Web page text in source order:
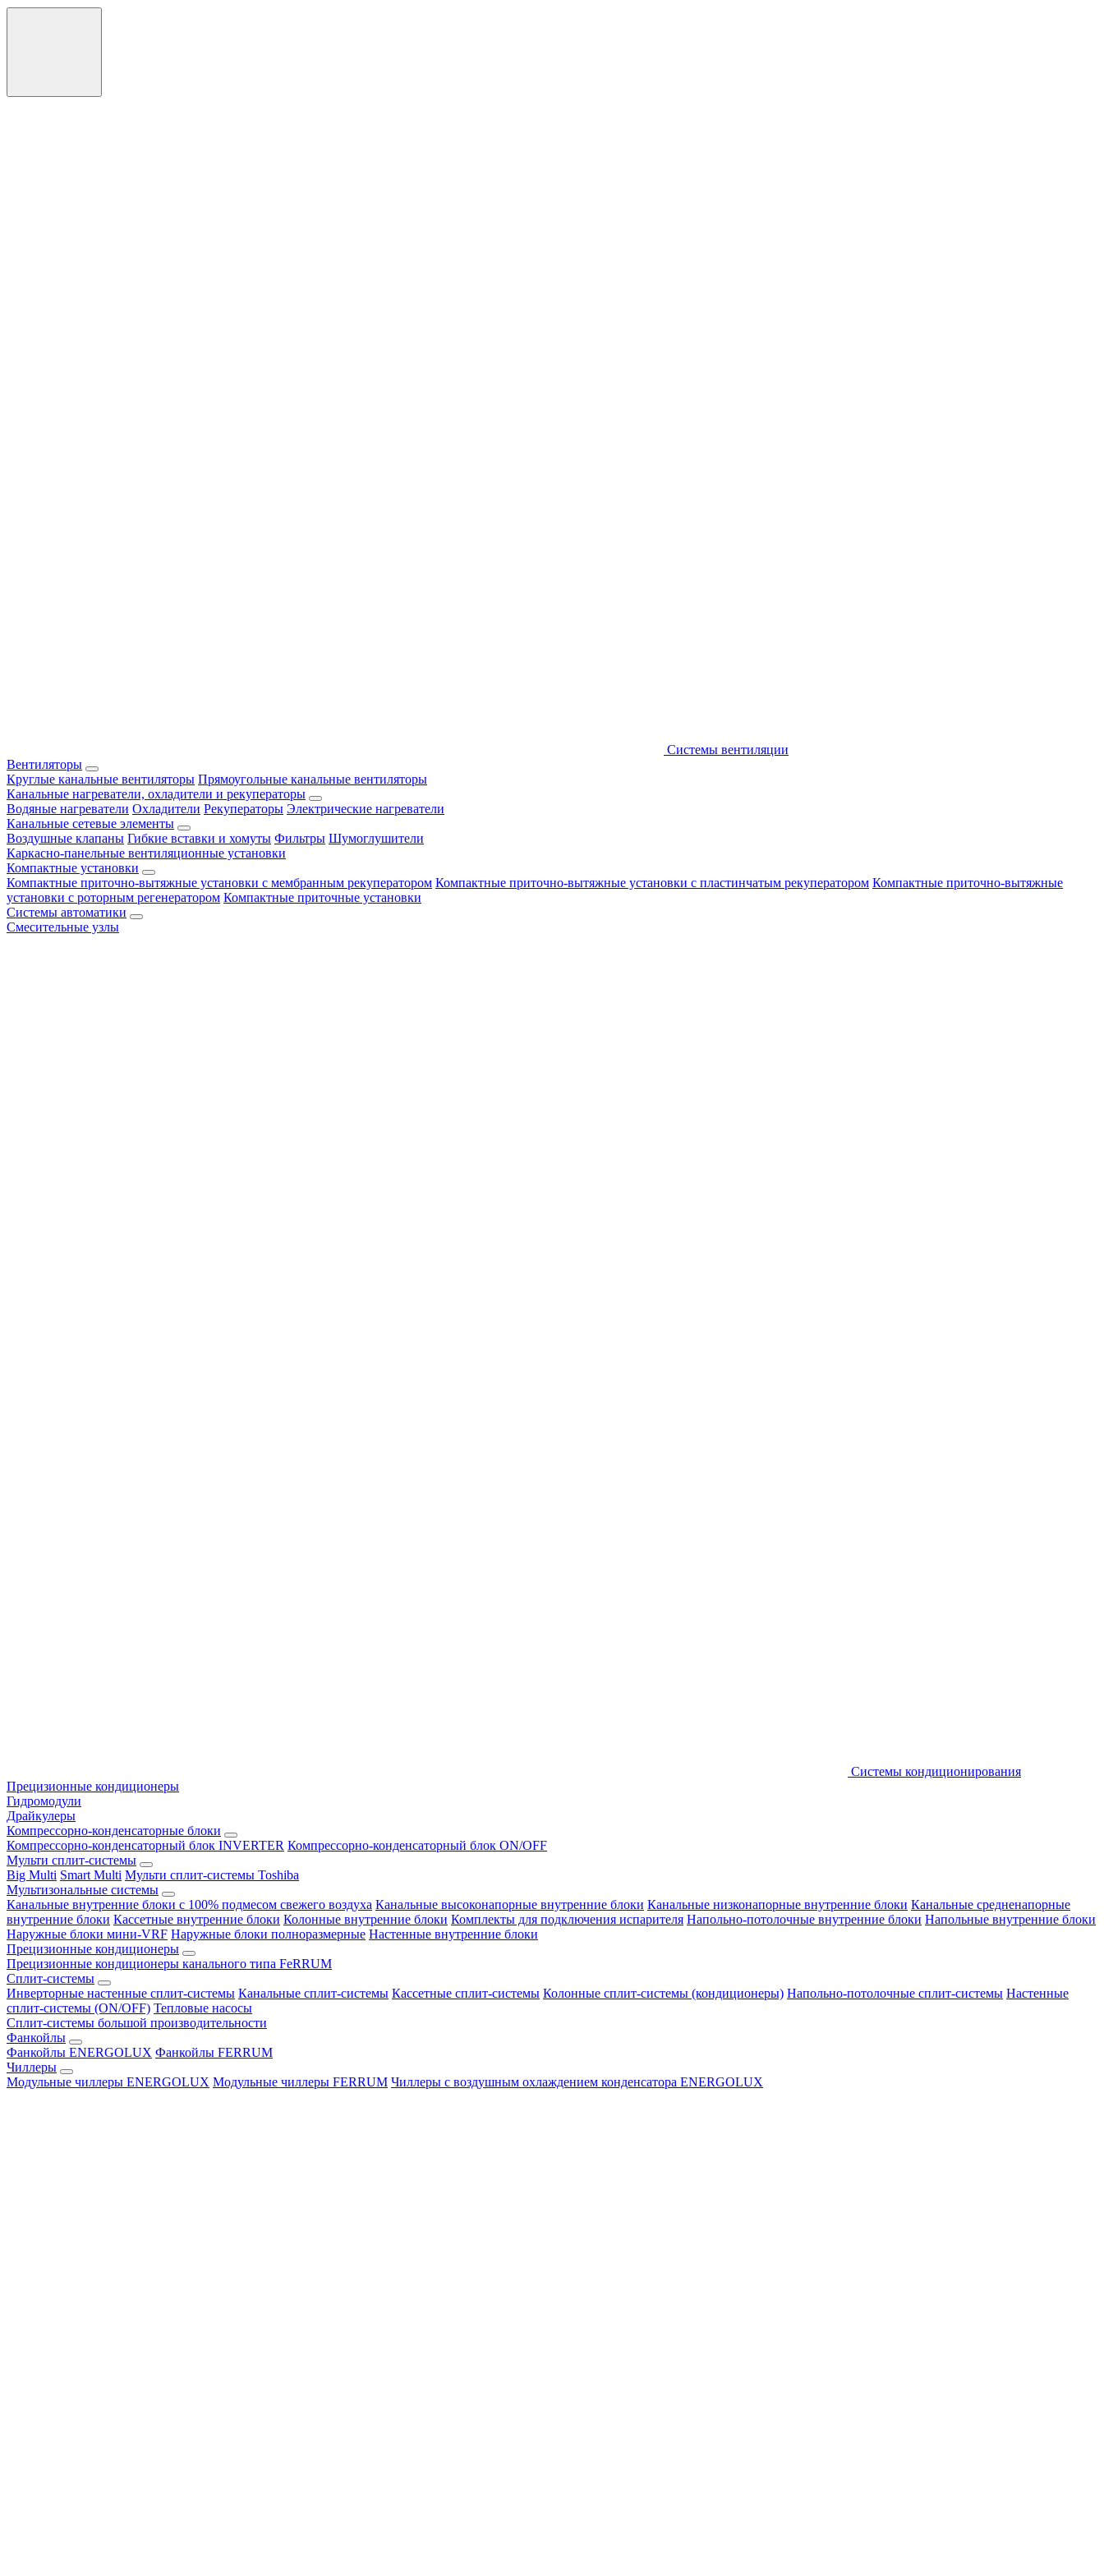
Системы вентиляции
Вентиляторы
Круглые канальные вентиляторы Прямоугольные канальные вентиляторы
Канальные нагреватели, охладители и рекуператоры
Водяные нагреватели Охладители Рекуператоры Электрические нагреватели
Канальные сетевые элементы
Воздушные клапаны Гибкие вставки и хомуты Фильтры Шумоглушители
Каркасно-панельные вентиляционные установки
Компактные установки
Компактные приточно-вытяжные установки с мембранным рекуператором Компактные приточно-вытяжные установки с пластинчатым рекуператором Компактные приточно-вытяжные
установки с роторным регенератором Компактные приточные установки
Системы автоматики
Смесительные узлы
Системы кондиционирования
Прецизионные кондиционеры
Гидромодули
Драйкулеры
Компрессорно-конденсаторные блоки
Компрессорно-конденсаторный блок INVERTER Компрессорно-конденсаторный блок ON/OFF
Мульти сплит-системы
Big Multi Smart Multi Мульти сплит-системы Toshiba
Мультизональные системы
Канальные внутренние блоки с 100% подмесом свежего воздуха Канальные высоконапорные внутренние блоки Канальные низконапорные внутренние блоки Канальные средненапорные
внутренние блоки Кассетные внутренние блоки Колонные внутренние блоки Комплекты для подключения испарителя Напольно-потолочные внутренние блоки Напольные внутренние блоки
Наружные блоки мини-VRF Наружные блоки полноразмерные Настенные внутренние блоки
Прецизионные кондиционеры
Прецизионные кондиционеры канального типа FeRRUM
Сплит-системы
Инверторные настенные сплит-системы Канальные сплит-системы Кассетные сплит-системы Колонные сплит-системы (кондиционеры) Напольно-потолочные сплит-системы Настенные
сплит-системы (ON/OFF) Тепловые насосы
Сплит-системы большой производительности
Фанкойлы
Фанкойлы ENERGOLUX Фанкойлы FERRUM
Чиллеры
Модульные чиллеры ENERGOLUX Модульные чиллеры FERRUM Чиллеры с воздушным охлаждением конденсатора ENERGOLUX